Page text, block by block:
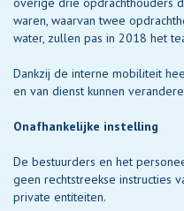
waren, waarvan twee
water, zullen pas in 2018 het
Dankzij de interne mobiliteit
en van dienst kunnen
Onafhankelijke instelling
De bestuurders en het
geen rechtstreekse instructies
private entiteiten.